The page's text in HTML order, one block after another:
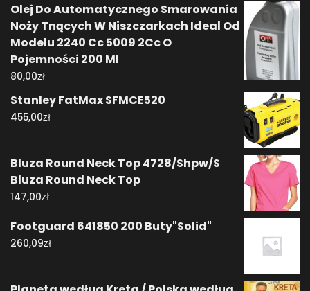
Olej Do Automatycznego Smarowania
Noży Tnących W Niszczarkach Ideal Od
Modelu 2240 Cc 5009 2Cc O
Pojemności 200 Ml
80,00zł
Stanley FatMax SFMCE520
455,00zł
Bluza Round Neck Top 4728/Shpw/S
Bluza Round Neck Top
147,00zł
Footguard 641850 200 Buty"Solid"
260,09zł